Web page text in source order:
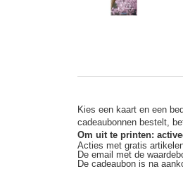
Kies een kaart en een
cadeaubonnen bestelt,
Om uit te printen:
Acties met gratis
De email met de
De cadeaubon is na